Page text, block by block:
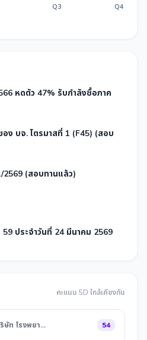
Q3 Q4
หดตัว 47% รับกำลังซื้อภาค
อง บจ. ไตรมาสที่ 1 (F45) (สอบ
2569 (สอบทานแล้ว)
ประจำวันที่ 24 มีนาคม 2569
คะแนน 5D ใกล้เคียงกัน
ษัท โรงพยา… 54